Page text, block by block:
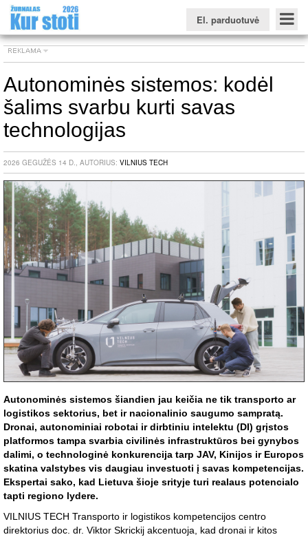
El. parduotuvė
Konkursinio balo skaičiuoklė Žurnalas KUR STOTI Žurnalas KUO BŪTI
FORUMAS Naujienos Svarbiausios datos
Universitetų sritis
Kolegijų sritis
Profesinių mokyklų sritis
Autonominės sistemos: kodėl
šalims svarbu kurti savas
technologijas
2026 GEGUŽĖS 14 D., AUTORIUS: VILNIUS TECH
Autonominės sistemos šiandien jau keičia ne tik transporto ar
logistikos sektorius, bet ir nacionalinio saugumo sampratą.
Dronai, autonominiai robotai ir dirbtiniu intelektu (DI) grįstos
platformos tampa svarbia civilinės infrastruktūros bei gynybos
dalimi, o technologinė konkurencija tarp JAV, Kinijos ir Europos
skatina valstybes vis daugiau investuoti į savas kompetencijas.
Ekspertai sako, kad Lietuva šioje srityje turi realaus potencialo
tapti regiono lydere.
VILNIUS TECH Transporto ir logistikos kompetencijos centro
direktorius doc. dr. Viktor Skrickij akcentuoja, kad dronai ir kitos